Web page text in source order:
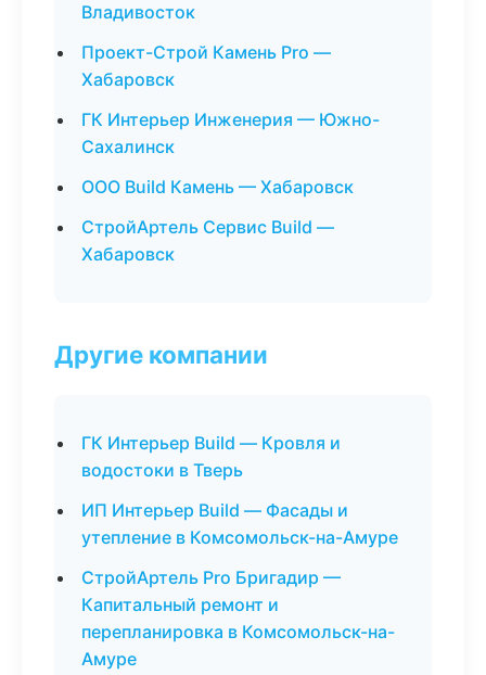
Владивосток
Проект-Строй Камень Pro —
Хабаровск
ГК Интерьер Инженерия — Южно-
Сахалинск
ООО Build Камень — Хабаровск
СтройАртель Сервис Build —
Хабаровск
Другие компании
ГК Интерьер Build — Кровля и
водостоки в Тверь
ИП Интерьер Build — Фасады и
утепление в Комсомольск-на-Амуре
СтройАртель Pro Бригадир —
Капитальный ремонт и
перепланировка в Комсомольск-на-
Амуре